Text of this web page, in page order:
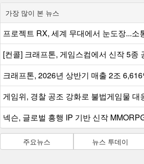
가장 많이 본 뉴스
프로젝트 RX, 세계 무대에서 눈도장...소
[컨콜] 크래프톤, 게임스컴에서 신작 5종
크래프톤, 2026년 상반기 매출 2조 6,616
게임위, 경찰 공조 강화로 불법게임물 대
넥슨, 글로벌 흥행 IP 기반 신작
주요뉴스 뉴스 투데이